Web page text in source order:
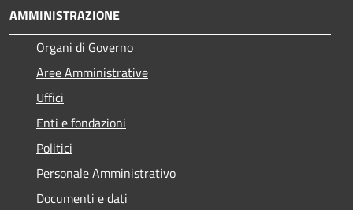
AMMINISTRAZIONE
Organi di Governo
Aree Amministrative
Uffici
Enti e fondazioni
Politici
Personale Amministrativo
Documenti e dati